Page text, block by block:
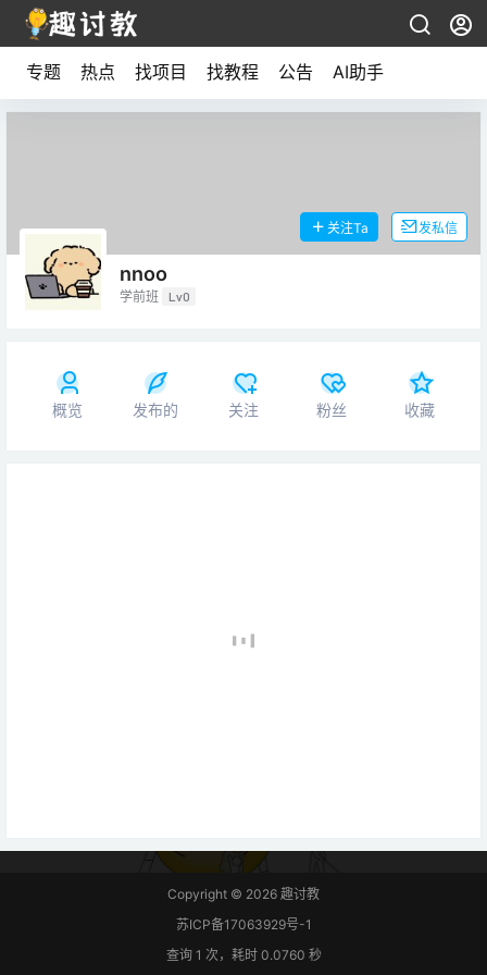
专题 热点 找项目 找教程 公告 AI助手
nnoo
学前班 Lv0
关注Ta 发私信
概览 发布的 关注 粉丝 收藏
Copyright © 2026 趣讨教
苏ICP备17063929号-1
查询 1 次，耗时 0.0760 秒